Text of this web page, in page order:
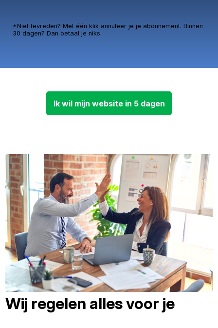
*Niet tevreden? Met één klik annuleer je je abonnement. Binnen
30 dagen? Dan betaal je niks.
Ik wil mijn website in 5 dagen
Wij regelen alles voor je